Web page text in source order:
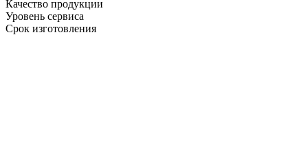
Качество продукции
Уровень сервиса
Срок изготовления